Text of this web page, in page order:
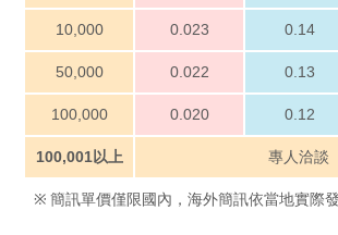
10,000 0.023 0.14
50,000 0.022 0.13
100,000 0.020 0.12
100,001以上 專人洽談
簡訊單價僅限國內，海外簡訊依當地實際